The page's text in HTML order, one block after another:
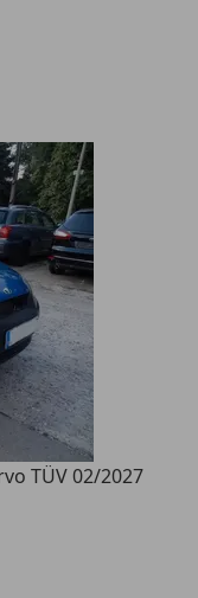
TÜV 02/2027